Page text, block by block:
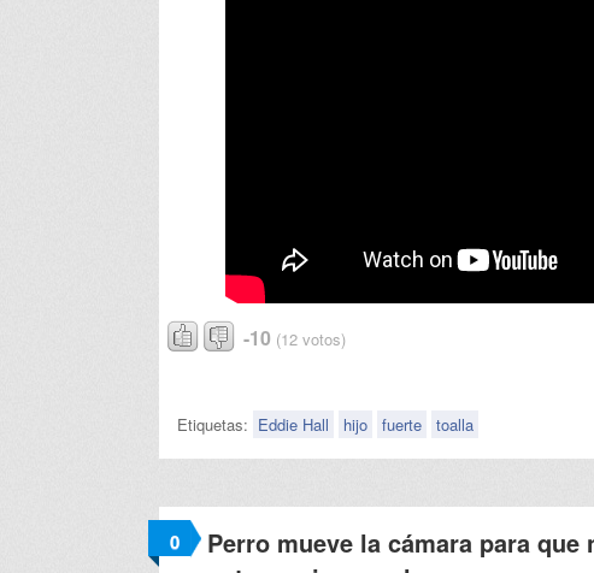
-10 (12 votos)
Etiquetas: Eddie Hall hijo fuerte toalla
0
Perro mueve la cámara para